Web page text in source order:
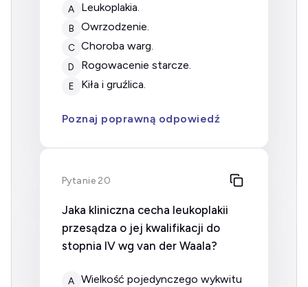
A leukoplakia.
B owrzodzenie.
C choroba warg.
D rogowacenie starcze.
E kiła i gruźlica.
Poznaj poprawną odpowiedź
Pytanie 20
Jaka kliniczna cecha leukoplakii
przesądza o jej kwalifikacji do
stopnia IV wg van der Waala?
A
wielkość pojedynczego wykwitu